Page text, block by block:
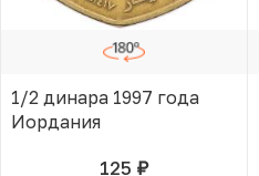
1/2 динара 1997 года
Иордания
125 руб.В КОРЗИНЕ